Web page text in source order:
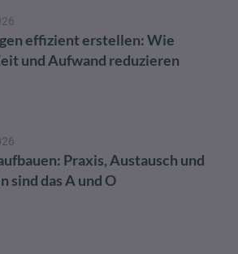
effizient erstellen: Wie
und Aufwand reduzieren
Praxis, Austausch und
sind das A und O